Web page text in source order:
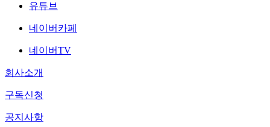
유튜브
네이버카페
네이버TV
회사소개
구독신청
공지사항